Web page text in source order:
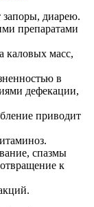
диарею.
препаратами
каловых масс,
в
дефекации,
приводит
спазмы
к